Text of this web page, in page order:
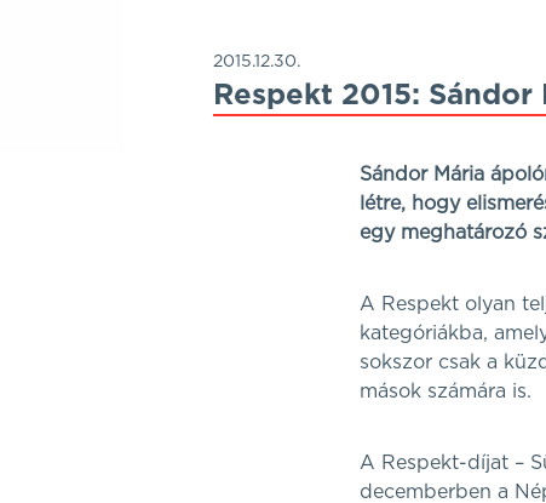
2015.12.30.
Respekt 2015:
Sándor Mária
létre, hogy
egy meghatározó
A Respekt olyan
kategóriákba,
sokszor csak a
mások számára is.
A Respekt-díjat –
decemberben a